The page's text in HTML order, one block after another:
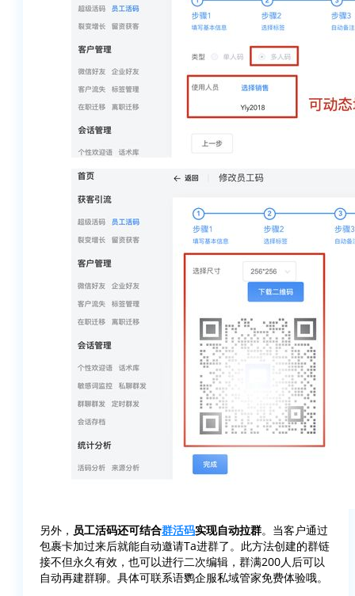
另外， 员工活码还可结合群活码实现自动拉群。当客户通过
包裹卡加过来后就能自动邀请Ta进群了。此方法创建的群链
接不但永久有效，也可以进行二次编辑，群满200人后可以
自动再建群聊。具体可联系语鹦企服私域管家免费体验哦。